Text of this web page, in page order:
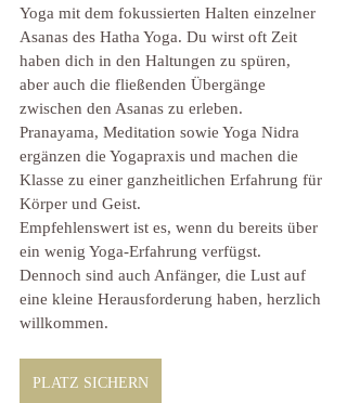
Yoga mit dem fokussierten Halten einzelner
Asanas des Hatha Yoga. Du wirst oft Zeit
haben dich in den Haltungen zu spüren,
aber auch die fließenden Übergänge
zwischen den Asanas zu erleben.
Pranayama, Meditation sowie Yoga Nidra
ergänzen die Yogapraxis und machen die
Klasse zu einer ganzheitlichen Erfahrung für
Körper und Geist.
Empfehlenswert ist es, wenn du bereits über
ein wenig Yoga-Erfahrung verfügst.
Dennoch sind auch Anfänger, die Lust auf
eine kleine Herausforderung haben, herzlich
willkommen.
PLATZ SICHERN